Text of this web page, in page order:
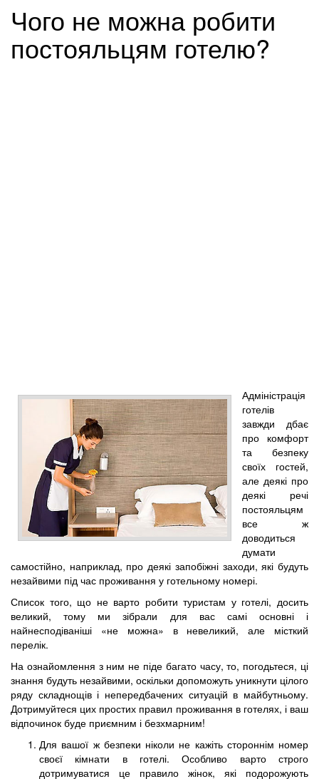
Чого не можна робити
постояльцям готелю?
Адміністрація
готелів
завжди дбає
про комфорт
та безпеку
своїх гостей,
але деякі про
деякі речі
постояльцям
все ж
доводиться
думати
самостійно, наприклад, про деякі запобіжні заходи, які будуть
незайвими під час проживання у готельному номері.
Список того, що не варто робити туристам у готелі, досить
великий, тому ми зібрали для вас самі основні і
найнесподіваніші «не можна» в невеликий, але місткий
перелік.
На ознайомлення з ним не піде багато часу, то, погодьтеся, ці
знання будуть незайвими, оскільки допоможуть уникнути цілого
ряду складнощів і непередбачених ситуацій в майбутньому.
Дотримуйтеся цих простих правил проживання в готелях, і ваш
відпочинок буде приємним і безхмарним!
Для вашої ж безпеки ніколи не кажіть стороннім номер
своєї кімнати в готелі. Особливо варто строго
дотримуватися це правило жінок, які подорожують